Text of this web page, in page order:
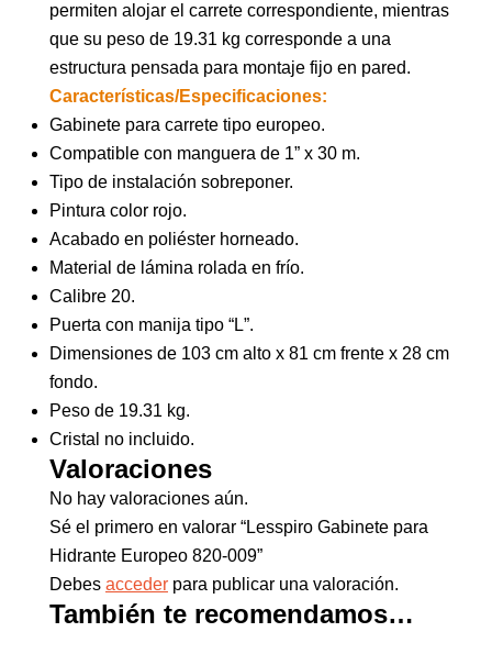
permiten alojar el carrete correspondiente, mientras
que su peso de 19.31 kg corresponde a una
estructura pensada para montaje fijo en pared.
Características/Especificaciones:
Gabinete para carrete tipo europeo.
Compatible con manguera de 1” x 30 m.
Tipo de instalación sobreponer.
Pintura color rojo.
Acabado en poliéster horneado.
Material de lámina rolada en frío.
Calibre 20.
Puerta con manija tipo “L”.
Dimensiones de 103 cm alto x 81 cm frente x 28 cm
fondo.
Peso de 19.31 kg.
Cristal no incluido.
Valoraciones
No hay valoraciones aún.
Sé el primero en valorar “Lesspiro Gabinete para
Hidrante Europeo 820-009”
Debes acceder para publicar una valoración.
También te recomendamos…